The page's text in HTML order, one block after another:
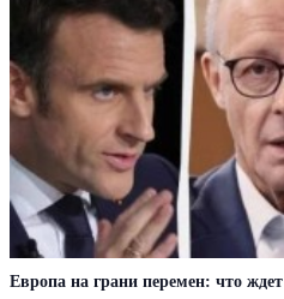
Европа на грани перемен: что ждет